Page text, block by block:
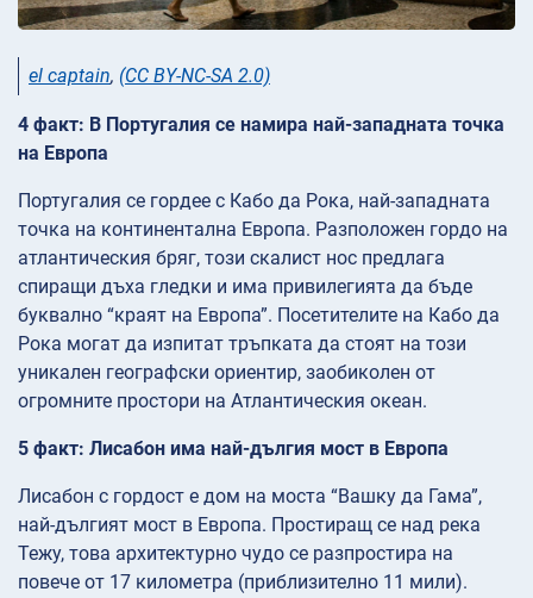
el captain, (CC BY-NC-SA 2.0)
4 факт: В Португалия се намира най-западната точка
на Европа
Португалия се гордее с Кабо да Рока, най-западната
точка на континентална Европа. Разположен гордо на
атлантическия бряг, този скалист нос предлага
спиращи дъха гледки и има привилегията да бъде
буквално “краят на Европа”. Посетителите на Кабо да
Рока могат да изпитат тръпката да стоят на този
уникален географски ориентир, заобиколен от
огромните простори на Атлантическия океан.
5 факт: Лисабон има най-дългия мост в Европа
Лисабон с гордост е дом на моста “Вашку да Гама”,
най-дългият мост в Европа. Простиращ се над река
Тежу, това архитектурно чудо се разпростира на
повече от 17 километра (приблизително 11 мили).